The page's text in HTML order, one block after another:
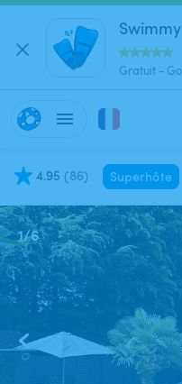
Swimmy
Gratuit -
4.95 (86) Superhôte
1/6